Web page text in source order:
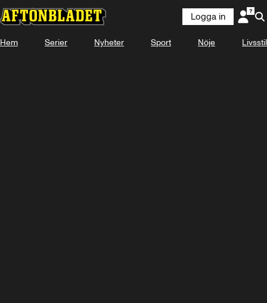
Logga in
Hem Serier Nyheter Sport Nöje Livsstil